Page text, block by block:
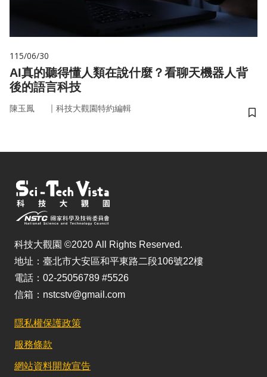
115/06/30
AI真的聽得懂人類在說什麼？看聊天機器人背
後的語言科技
陳玉鳳 ｜ 科技大觀園特約編輯
儲
科技大觀園 ©2020 All Rights Reserved.
地址：臺北市大安區和平東路二段106號22樓
電話：02-25056789 #5526
信箱：nstcstv@gmail.com
隱私權保護政策
服務條款
網站資料開放宣告